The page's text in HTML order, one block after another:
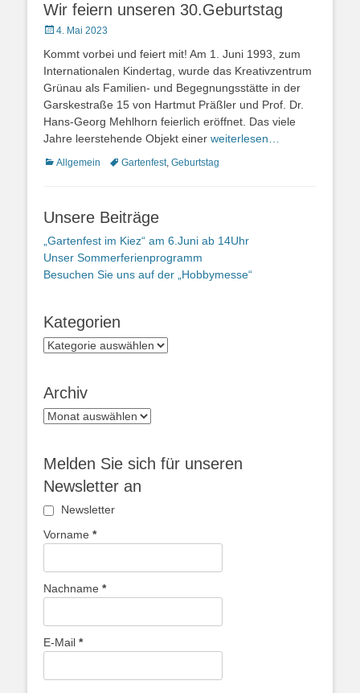
Wir feiern unseren 30.Geburtstag
Posted
4. Mai 2023
Kommt vorbei und feiert mit! Am 1. Juni 1993, zum
Internationalen Kindertag, wurde das Kreativzentrum
Grünau als Familien- und Begegnungsstätte in der
Garskestraße 15 von Hartmut Präßler und Prof. Dr.
Hans-Georg Mehlhorn feierlich eröffnet. Das viele
Jahre leerstehende Objekt einer weiterlesen…
Kategorien
Allgemein Schlagworte
Gartenfest, Geburtstag
Unsere Beiträge
„Gartenfest im Kiez“ am 6.Juni ab 14Uhr
Unser Sommerferienprogramm
Besuchen Sie uns auf der „Hobbymesse“
Kategorien
Kategorien
Archiv
Archiv
Melden Sie sich für unseren
Newsletter an
Newsletter
Vorname *
Nachname *
E-Mail *